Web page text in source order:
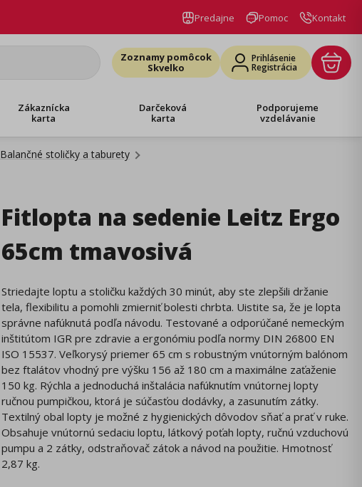
Predajne Pomoc Kontakt
Zoznamy pomôcok
Skvelko
Prihlásenie
Registrácia
Zákaznícka
karta
Darčeková
karta
Podporujeme
vzdelávanie
Balančné stoličky a taburety
Fitlopta na sedenie Leitz Ergo
65cm tmavosivá
Striedajte loptu a stoličku každých 30 minút, aby ste zlepšili držanie
tela, flexibilitu a pomohli zmierniť bolesti chrbta. Uistite sa, že je lopta
správne nafúknutá podľa návodu. Testované a odporúčané nemeckým
inštitútom IGR pre zdravie a ergonómiu podľa normy DIN 26800 EN
ISO 15537. Veľkorysý priemer 65 cm s robustným vnútorným balónom
bez ftalátov vhodný pre výšku 156 až 180 cm a maximálne zaťaženie
150 kg. Rýchla a jednoduchá inštalácia nafúknutím vnútornej lopty
ručnou pumpičkou, ktorá je súčasťou dodávky, a zasunutím zátky.
Textilný obal lopty je možné z hygienických dôvodov sňať a prať v ruke.
Obsahuje vnútornú sedaciu loptu, látkový poťah lopty, ručnú vzduchovú
pumpu a 2 zátky, odstraňovač zátok a návod na použitie. Hmotnosť
2,87 kg.